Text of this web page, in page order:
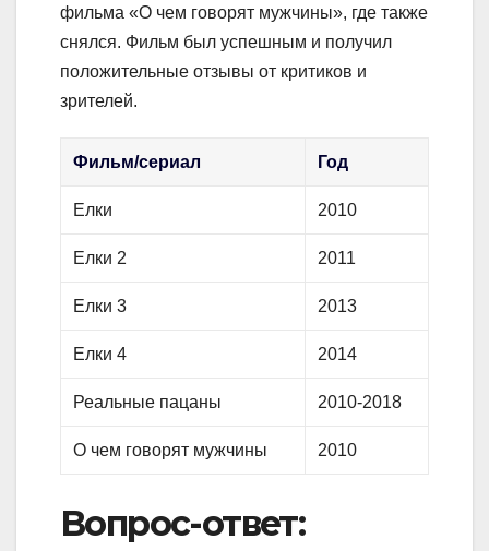
фильма «О чем говорят мужчины», где также
снялся. Фильм был успешным и получил
положительные отзывы от критиков и
зрителей.
Фильм/сериал Год
Елки 2010
Елки 2 2011
Елки 3 2013
Елки 4 2014
Реальные пацаны 2010-2018
О чем говорят мужчины 2010
Вопрос-ответ: